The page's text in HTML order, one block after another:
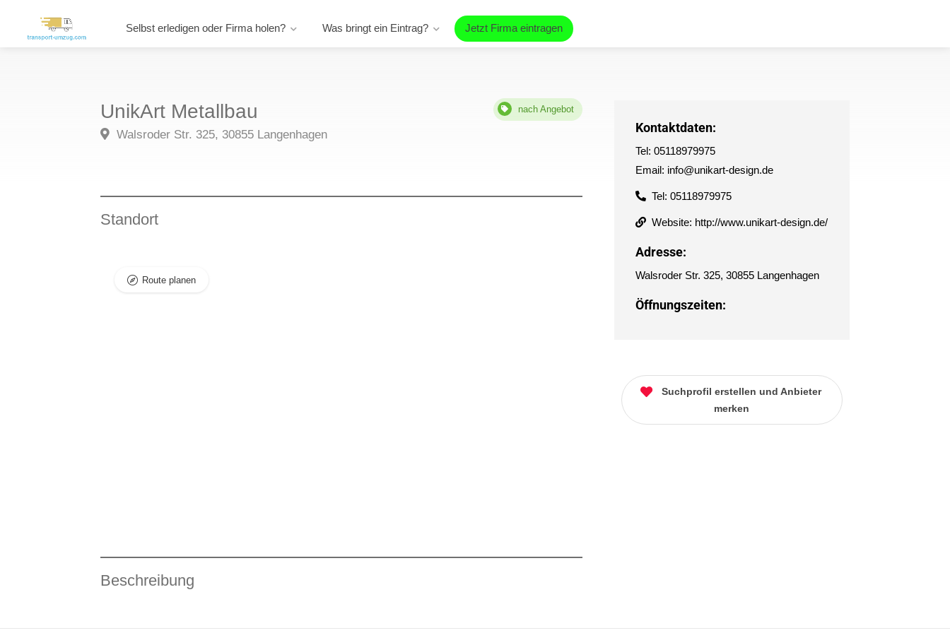
Selbst erledigen oder Firma holen? Was bringt ein Eintrag? Jetzt Firma eintragen
UnikArt Metallbau nach Angebot
Walsroder Str. 325, 30855 Langenhagen
Standort
Route planen
Beschreibung
Kontaktdaten:
Tel: 05118979975
Email: info@unikart-design.de
Tel: 05118979975
Website: http://www.unikart-design.de/
Adresse:
Walsroder Str. 325, 30855 Langenhagen
Öffnungszeiten:
Suchprofil erstellen und Anbieter
merken